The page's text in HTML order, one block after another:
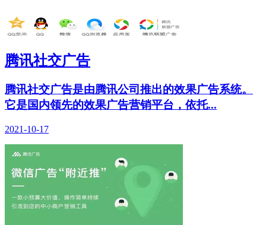
腾讯社交广告
腾讯社交广告是由腾讯公司推出的效果广告系统。
它是国内领先的效果广告营销平台，依托...
2021-10-17